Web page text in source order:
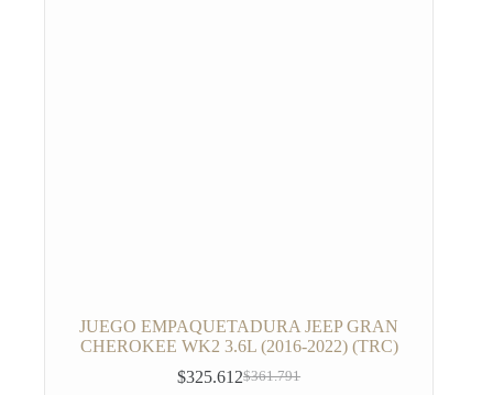
JUEGO EMPAQUETADURA JEEP GRAN
CHEROKEE WK2 3.6L (2016-2022) (TRC)
$361.791
$325.612